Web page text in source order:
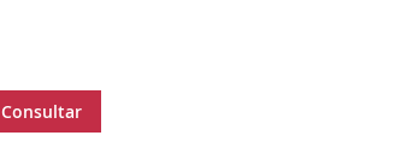
Consultar